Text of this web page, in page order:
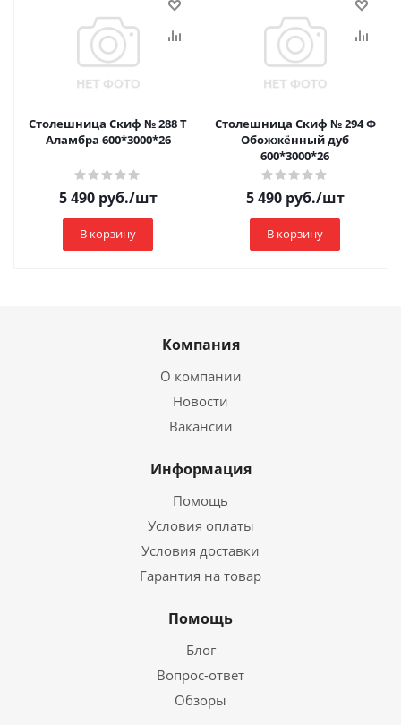
Столешница Скиф № 288 Т
Аламбра 600*3000*26
5 490руб./шт
В корзину
Столешница Скиф № 294 Ф
Обожжённый дуб
600*3000*26
5 490руб./шт
В корзину
Компания
О компании
Новости
Вакансии
Информация
Помощь
Условия оплаты
Условия доставки
Гарантия на товар
Помощь
Блог
Вопрос-ответ
Обзоры